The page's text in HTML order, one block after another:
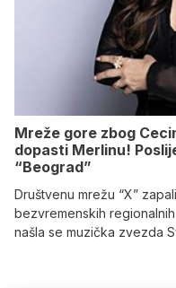
Mreže gore zbog
dopasti Merlinu!
“Beograd”
Društvenu mrežu “X”
bezvremenskih
našla se muzička zvezda